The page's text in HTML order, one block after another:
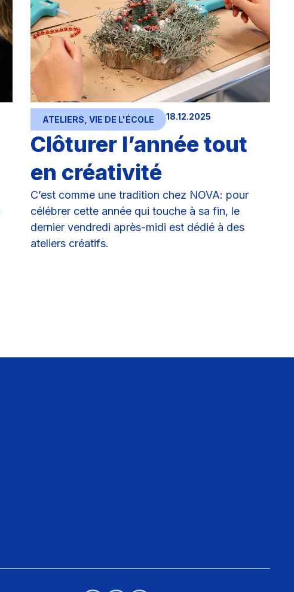
ATELIERS VIE DE L'ÉCOLE 18.12.2025
Clôturer l’année tout
en créativité
C’est comme une tradition chez NOVA: pour
célébrer cette année qui touche à sa fin, le
dernier vendredi après-midi est dédié à des
ateliers créatifs.